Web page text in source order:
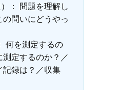
： 問題を理解し
の問いにどうやっ
何を測定するの
定するのか？／
記録は？／収集